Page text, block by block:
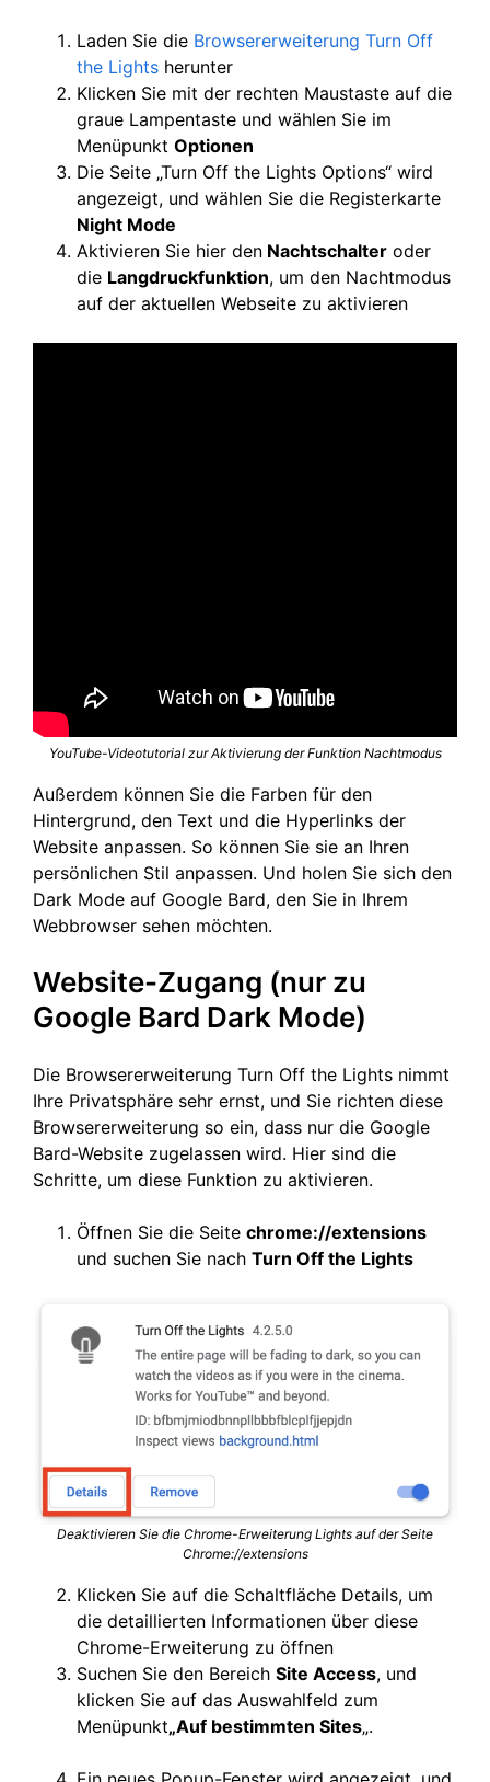
Laden Sie die Browsererweiterung Turn Off
the Lights herunter
Klicken Sie mit der rechten Maustaste auf die
graue Lampentaste und wählen Sie im
Menüpunkt Optionen
Die Seite „Turn Off the Lights Options“ wird
angezeigt, und wählen Sie die Registerkarte
Night Mode
Aktivieren Sie hier den Nachtschalter oder
die Langdruckfunktion, um den Nachtmodus
auf der aktuellen Webseite zu aktivieren
YouTube-Videotutorial zur Aktivierung der Funktion Nachtmodus
Außerdem können Sie die Farben für den
Hintergrund, den Text und die Hyperlinks der
Website anpassen. So können Sie sie an Ihren
persönlichen Stil anpassen. Und holen Sie sich den
Dark Mode auf Google Bard, den Sie in Ihrem
Webbrowser sehen möchten.
Website-Zugang (nur zu
Google Bard Dark Mode)
Die Browsererweiterung Turn Off the Lights nimmt
Ihre Privatsphäre sehr ernst, und Sie richten diese
Browsererweiterung so ein, dass nur die Google
Bard-Website zugelassen wird. Hier sind die
Schritte, um diese Funktion zu aktivieren.
Öffnen Sie die Seite chrome://extensions
und suchen Sie nach Turn Off the Lights
Deaktivieren Sie die Chrome-Erweiterung Lights auf der Seite
Chrome://extensions
Klicken Sie auf die Schaltfläche Details, um
die detaillierten Informationen über diese
Chrome-Erweiterung zu öffnen
Suchen Sie den Bereich Site Access, und
klicken Sie auf das Auswahlfeld zum
Menüpunkt„Auf bestimmten Sites„.